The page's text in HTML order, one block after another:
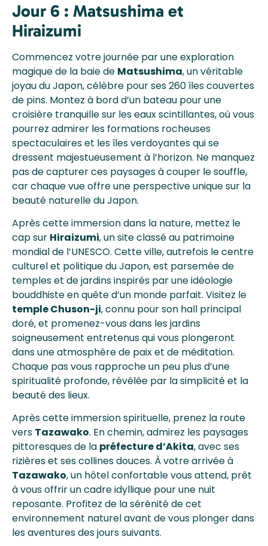
Jour 6 : Matsushima et
Hiraizumi
Commencez votre journée par une exploration
magique de la baie de Matsushima, un véritable
joyau du Japon, célèbre pour ses 260 îles couvertes
de pins. Montez à bord d’un bateau pour une
croisière tranquille sur les eaux scintillantes, où vous
pourrez admirer les formations rocheuses
spectaculaires et les îles verdoyantes qui se
dressent majestueusement à l’horizon. Ne manquez
pas de capturer ces paysages à couper le souffle,
car chaque vue offre une perspective unique sur la
beauté naturelle du Japon.
Après cette immersion dans la nature, mettez le
cap sur Hiraizumi, un site classé au patrimoine
mondial de l’UNESCO. Cette ville, autrefois le centre
culturel et politique du Japon, est parsemée de
temples et de jardins inspirés par une idéologie
bouddhiste en quête d’un monde parfait. Visitez le
temple Chuson-ji, connu pour son hall principal
doré, et promenez-vous dans les jardins
soigneusement entretenus qui vous plongeront
dans une atmosphère de paix et de méditation.
Chaque pas vous rapproche un peu plus d’une
spiritualité profonde, révélée par la simplicité et la
beauté des lieux.
Après cette immersion spirituelle, prenez la route
vers Tazawako. En chemin, admirez les paysages
pittoresques de la préfecture d’Akita, avec ses
rizières et ses collines douces. À votre arrivée à
Tazawako, un hôtel confortable vous attend, prêt
à vous offrir un cadre idyllique pour une nuit
reposante. Profitez de la sérénité de cet
environnement naturel avant de vous plonger dans
les aventures des jours suivants.